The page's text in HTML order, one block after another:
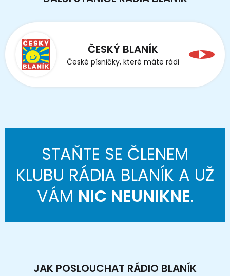
ČESKÝ BLANÍK
České písničky, které máte rádi
STAŇTE SE ČLENEM
KLUBU RÁDIA BLANÍK A UŽ
VÁM NIC NEUNIKNE.
JAK POSLOUCHAT RÁDIO BLANÍK